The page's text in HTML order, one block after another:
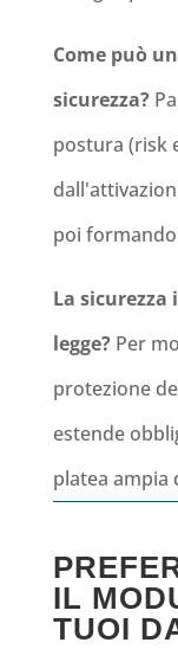
Come può
sicurezza?
postura (risk
poi
La
legge?Per
protezione
estende
platea ampia
IL
TUOI